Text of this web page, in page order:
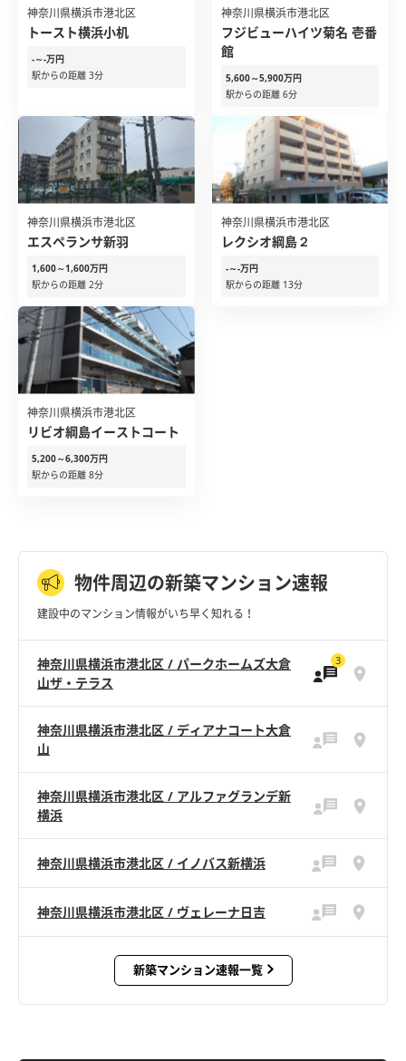
神奈川県横浜市港北区
トースト横浜小机
-～-万円
駅からの距離 3分
神奈川県横浜市港北区
フジビューハイツ菊名 壱番
館
5,600～5,900万円
駅からの距離 6分
神奈川県横浜市港北区
エスペランサ新羽
1,600～1,600万円
駅からの距離 2分
神奈川県横浜市港北区
レクシオ綱島２
-～-万円
駅からの距離 13分
神奈川県横浜市港北区
リビオ綱島イーストコート
5,200～6,300万円
駅からの距離 8分
物件周辺の新築マンション速報
建設中のマンション情報がいち早く知れる！
神奈川県横浜市港北区 / パークホームズ大倉
山ザ・テラス
3
神奈川県横浜市港北区 / ディアナコート大倉
山
神奈川県横浜市港北区 / アルファグランデ新
横浜
神奈川県横浜市港北区 / イノバス新横浜
神奈川県横浜市港北区 / ヴェレーナ日吉
新築マンション速報一覧